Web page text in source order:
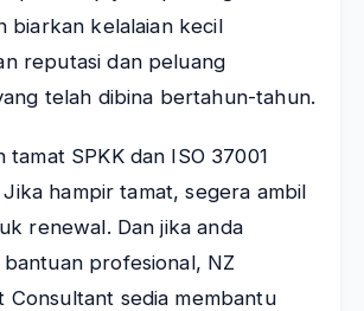
biarkan kelalaian kecil
reputasi dan peluang
telah dibina bertahun-tahun.
tamat SPKK dan ISO 37001
Jika hampir tamat, segera ambil
renewal. Dan jika anda
profesional, NZ
Consultant sedia membantu